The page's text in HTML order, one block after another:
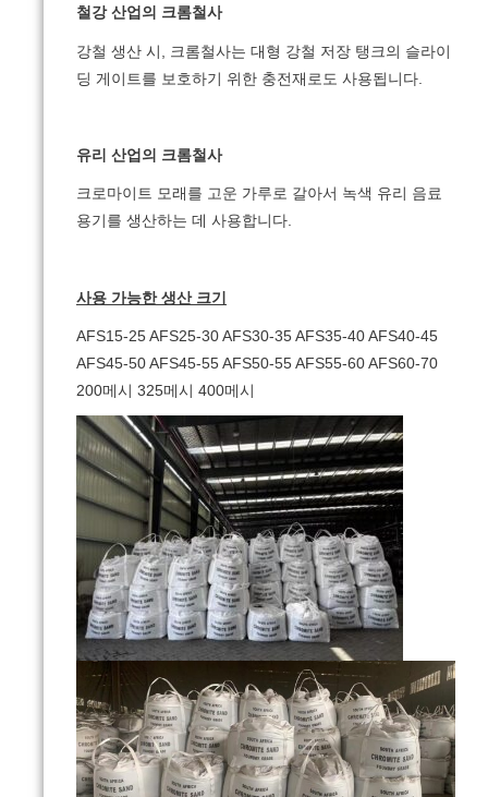
철강 산업의 크롬철사
강철 생산 시, 크롬철사는 대형 강철 저장 탱크의 슬라이
딩 게이트를 보호하기 위한 충전재로도 사용됩니다.
유리 산업의 크롬철사
크로마이트 모래를 고운 가루로 갈아서 녹색 유리 음료
용기를 생산하는 데 사용합니다.
사용 가능한 생산 크기
AFS15-25 AFS25-30 AFS30-35 AFS35-40 AFS40-45
AFS45-50 AFS45-55 AFS50-55 AFS55-60 AFS60-70
200메시 325메시 400메시